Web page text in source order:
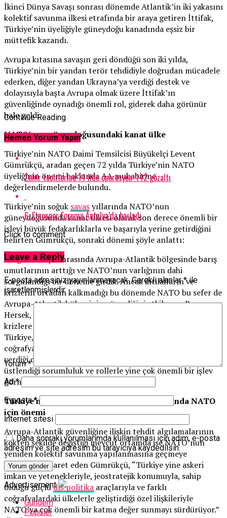
İkinci Dünya Savaşı sonrası dönemde Atlantik’in iki yakasını
kolektif savunma ilkesi etrafında bir araya getiren İttifak,
Türkiye’nin üyeliğiyle güneydoğu kanadında eşsiz bir
müttefik kazandı.
Avrupa kıtasına savaşın geri döndüğü son iki yılda,
Türkiye’nin bir yandan terör tehdidiyle doğrudan mücadele
ederken, diğer yandan Ukrayna’ya verdiği destek ve
dolayısıyla başta Avrupa olmak üzere İttifak’ın
güvenliğinde oynadığı önemli rol, giderek daha görünür
hale geldi.
NATO’nun güneydoğusundaki kanat ülke
Türkiye’nin NATO Daimi Temsilcisi Büyükelçi Levent
Gümrükçü, aradan geçen 72 yılda Türkiye’nin NATO
üyeliğinin önemi hakkında AA muhabirine
değerlendirmelerde bulundu.
Türkiye’nin soğuk savaşyıllarında NATO’nun
güneydoğusunda kanat ülkesi olarak son derece önemli bir
işlevi büyük fedakarlıklarla ve başarıyla yerine getirdiğini
belirten Gümrükçü, sonraki dönemi şöyle anlattı:
“Soğuk savaş sonrasında Avrupa-Atlantik bölgesinde barış
umutlarının arttığı ve NATO’nun varlığının dahi
sorgulandığı bir döneme girdik. Ancak ihtilafların ve
krizlerin ortadan kalkmadığı bu dönemde NATO bu sefer de
Avrupa-Atlantik bölgesinin güvenliğini etkileyen, Bosna
Hersek,
krizlere müdahale etmek durumunda kaldı. Bu dönemde de
Türkiye, askeri imkan ve yetenekleri, NATO’nun bu
coğrafyalardaki ülkelerle kurmaya çalıştığı ortaklıklara
verdiği değerli katkılar ve bu operasyonlarda bizzat
üstlendiği sorumluluk ve rollerle yine çok önemli bir işlev
görmeye devam etti.”
Türkiye’nin son dönemdeki gelişmeler ışığında NATO
için önemi
Avrupa-Atlantik güvenliğine ilişkin tehdit algılamalarının
kökten şekilde değiştiği mevcut ortamda ise NATO’nun
yeniden kolektif savunma yapılanmasına geçmeye
başladığına işaret eden Gümrükçü, “Türkiye yine askeri
imkan ve yetenekleriyle, jeostratejik konumuyla, sahip
olduğu güçlüdış politika araçlarıyla ve farklı
coğrafyalardaki ülkelerle geliştirdiği özel ilişkileriyle
NATO’ya çok önemli bir katma değer sunmayı sürdürüyor.”
Continue Reading
Hemen Yorum Yapın
Zehir tacirlerine 14 ilde operasyon: 142 gözaltı
6. Etnospor Forumu Antalya’da başladı
Click to comment
Leave a Reply
E-posta adresiniz yayınlanmayacak. Gerekli alanlar*ile
işaretlenmişlerdir
Yorum*
Ad*
E-posta*
İnternet sitesi
Daha sonraki yorumlarımda kullanılması için adım, e-posta
adresim ve site adresim bu tarayıcıya kaydedilsin.
Advertisement
Gündem
Popüler